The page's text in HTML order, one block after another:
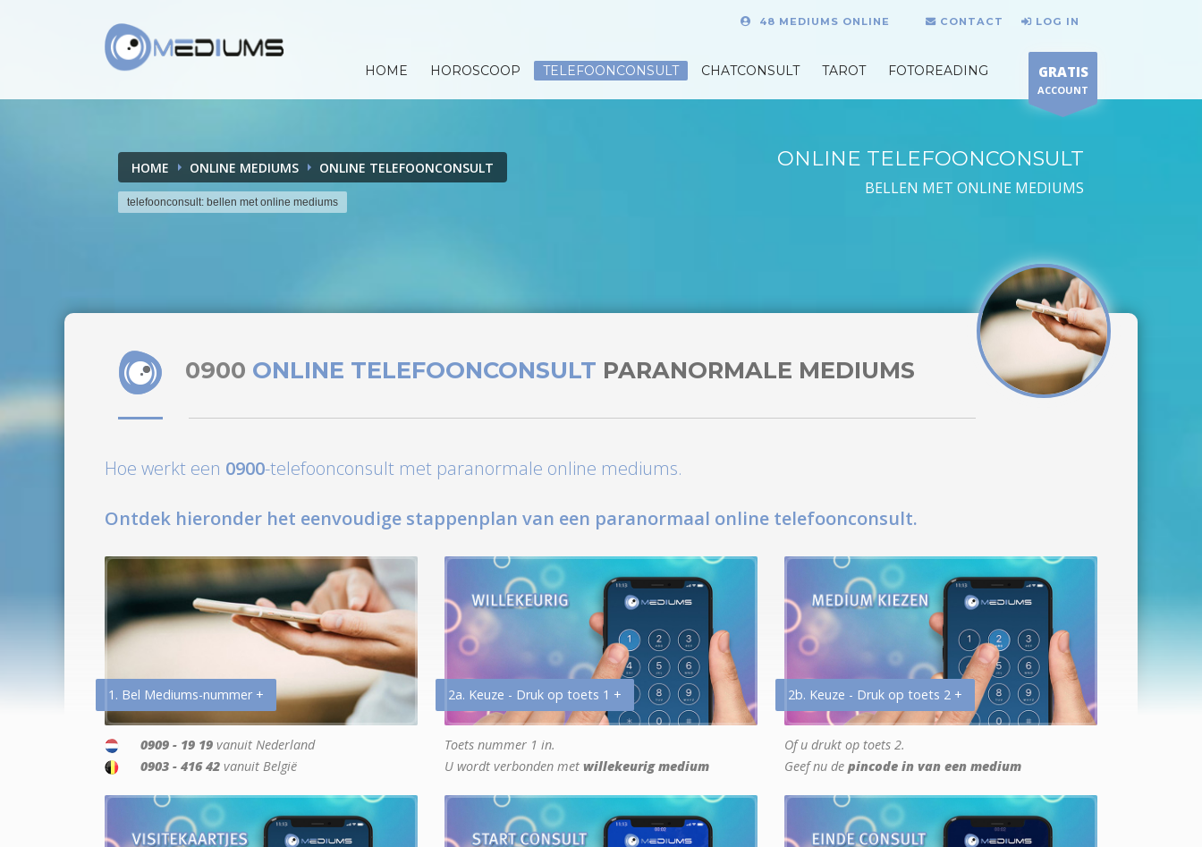
48 MEDIUMS ONLINE CONTACT LOG IN
HOME HOROSCOOP TELEFOONCONSULT CHATCONSULT TAROT FOTOREADING GRATIS
ACCOUNT
HOME ONLINE MEDIUMS ONLINE TELEFOONCONSULT
telefoonconsult: bellen met online mediums
ONLINE TELEFOONCONSULT
BELLEN MET ONLINE MEDIUMS
0900 ONLINE TELEFOONCONSULT PARANORMALE MEDIUMS
Hoe werkt een 0900-telefoonconsult met paranormale online mediums.
Ontdek hieronder het eenvoudige stappenplan van een paranormaal online telefoonconsult.
1. Bel Mediums-nummer +
0909 - 19 19 vanuit Nederland
0903 - 416 42 vanuit België
2a. Keuze - Druk op toets 1 +
Toets nummer 1 in.
U wordt verbonden met willekeurig medium
2b. Keuze - Druk op toets 2 +
Of u drukt op toets 2.
Geef nu de pincode in van een medium